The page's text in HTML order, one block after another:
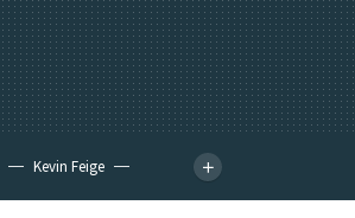
Kevin Feige